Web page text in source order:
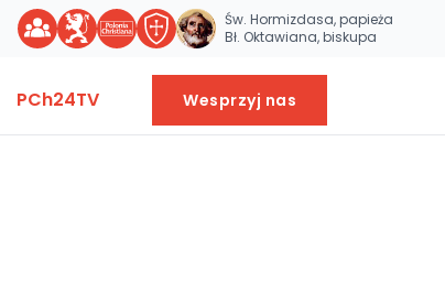
Św. Hormizdasa, papieża
Bł. Oktawiana, biskupa
PCh24TV Wesprzyj nas